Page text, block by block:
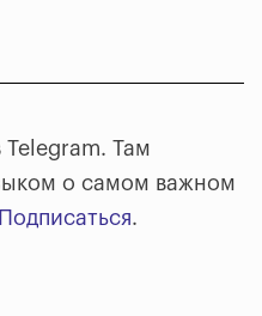
Там
о самом важном
Подписаться.